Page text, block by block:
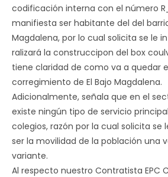
codificación interna con el número
manifiesta ser habitante del del
Magdalena, por lo cual solicita se le
ralizará la construccipon del box
tiene claridad de como va a quedar
corregimiento de El Bajo Magdalena.
Adicionalmente, señala que en el
existe ningún tipo de servicio
colegios, razón por la cual solicita
ser la movilidad de la población una
variante.
Al respecto nuestro Contratista EPC